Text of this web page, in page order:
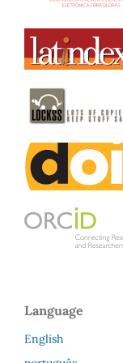
Language
English